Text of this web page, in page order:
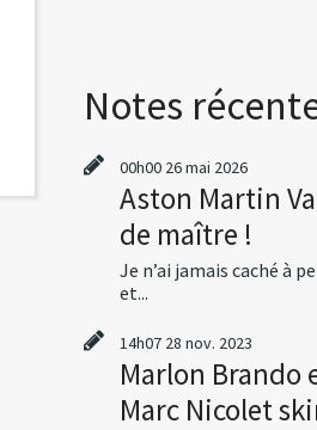
Notes
00h00 26mai 2026
Aston Martin
de maître !
Je n’ai jamais caché à
et...
14h07 28 nov. 2023
Marlon Brando
Marc Nicolet